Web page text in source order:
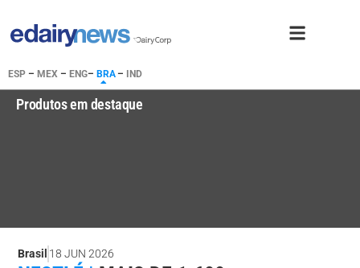
ESP – MEX – ENG– BRA– IND
Produtos em destaque
Brasil 18 JUN 2026